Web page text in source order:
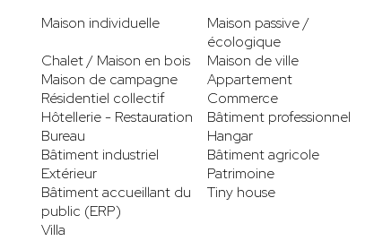
Maison individuelle
Maison passive /
écologique
Chalet / Maison en bois
Maison de ville
Maison de campagne
Appartement
Résidentiel collectif
Commerce
Hôtellerie - Restauration
Bâtiment professionnel
Bureau
Hangar
Bâtiment industriel
Bâtiment agricole
Extérieur
Patrimoine
Bâtiment accueillant du
public (ERP)
Tiny house
Villa